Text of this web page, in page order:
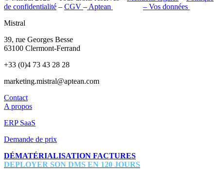
de confidentialité – CGV – Aptean – Vos données
Mistral
39, rue Georges Besse
63100 Clermont-Ferrand
+33 (0)4 73 43 28 28
marketing.mistral@aptean.com
Contact
A propos
ERP SaaS
Demande de prix
DÉMATÉRIALISATION FACTURES
DEPLOYER SON DMS EN 120 JOURS